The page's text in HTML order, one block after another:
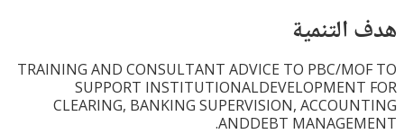
TRAINING AND CONSULTANT ADVICE TO PBC/
SUPPORT
CLEARING, BANKING SUPERVISION,
ANDDEBT